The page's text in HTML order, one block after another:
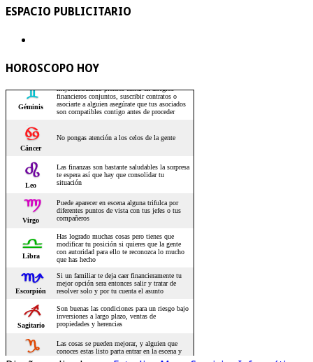
ESPACIO PUBLICITARIO
HOROSCOPO HOY